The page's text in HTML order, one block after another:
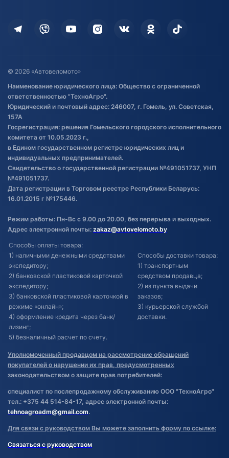
Дополнительные услуги
Оставить отзыв
Договор публичной оферты
Обработка файлов cookie
Постановка транспорта на учет
Обновления в ЭПТС 2024
© 2026 «Автовеломото»
Наименование юридического лица: Общество с ограниченной
ответственностью "ТехноАгро".
Юридический и почтовый адрес: 246007, г. Гомель, ул. Советская,
157А
Госрегистрация: решения Гомельского городского исполнительного
комитета от 10.05.2023 г.,
в Едином государственном регистре юридических лиц и
индивидуальных предпринимателей.
Свидетельство о государственной регистрации №491051737, УНП
№491051737.
Дата регистрации в Торговом реестре Республики Беларусь:
16.01.2015 г №175446.
Режим работы: Пн-Вс с 9.00 до 20.00, без перерыва и выходных.
Адрес электронной почты: zakaz@avtovelomoto.by
Способы оплаты товара:
1) наличными денежными средствами
экспедитору;
2) банковской пластиковой карточкой
экспедитору;
3) банковской пластиковой карточкой в
режиме «онлайн»;
4) оформление кредита через банк/
лизинг;
5) безналичный расчет по счету.
Способы доставки товара:
1) транспортным
средством продавца;
2) из пункта выдачи
заказов;
3) курьерской службой
доставки.
Уполномоченный продавцом на рассмотрение обращений
покупателей о нарушении их прав, предусмотренных
законодательством о защите прав потребителей:
специалист по послепродажному обслуживанию ООО "ТехноАгро"
тел.: +375 44 514-84-17, адрес электронной почты:
tehnoagroadm@gmail.com.
Для связи с руководством Вы можете заполнить форму по ссылке:
Связаться с руководством